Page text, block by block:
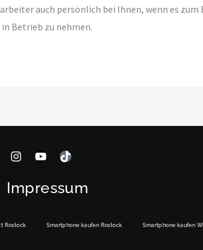
auch persönlich bei Ihnen, wenn es zum
Betrieb zu nehmen.
I
n
t
r
Y
t
T
i
t
Impressum
Rostock Smartphone kaufen Rostock Smartphone kaufen